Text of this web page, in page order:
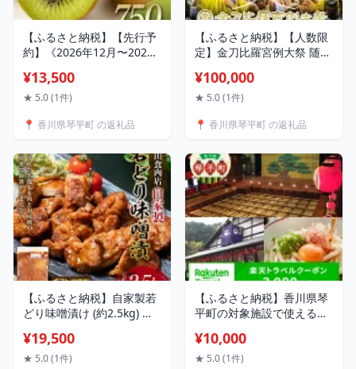
【ふるさと納税】【先行予
約】《2026年12月〜2027
しい緑が鮮やかな 香緑 こ
うりょく 約750g ふるさと
い糖度 国産 香川 果物 キウ
県 香川県共通返礼品 F5J-
1021
¥13,500
★ 5.0 (1件)
📍 香川県琴平町 の返礼品
【ふるさと納税】【人数限
定】金刀比羅宮例大祭 随行
月10日 11日 2日間 日本初
こんぴらさん 琴平山 神事
事 F5J-977
¥100,000
★ 5.0 (1件)
📍 香川県琴平町 の返礼品
【ふるさと納税】自家製若
どり味噌漬け (約2.5kg) 味
選べる 国産 鶏肉 鶏 肉 もも
肉 おかず おつまみ お弁当
¥19,500
★ 5.0 (1件)
【ふるさと納税】香川県琴
平町の対象施設で使える楽
10,000円 旅行券 旅行クー
ポン 楽天 楽天トラベル ク
¥10,000
★ 5.0 (1件)